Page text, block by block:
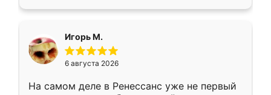
Игорь М.
6 августа 2026
На самом деле в Ренессанс уже не первый